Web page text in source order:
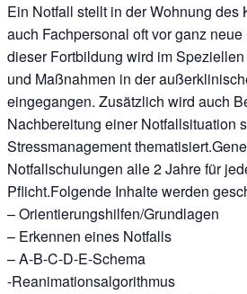
Ein Notfall stellt in der Wohnung des
auch Fachpersonal oft vor ganz
dieser Fortbildung wird im
und Maßnahmen in der
eingegangen. Zusätzlich wird auch
Nachbereitung einer Notfallsituation
Stressmanagement
Notfallschulungen alle 2 Jahre für
Pflicht.Folgende Inhalte werden
– Orientierungshilfen/Grundlagen
– Erkennen eines Notfalls
– A-B-C-D-E-Schema
-Reanimationsalgorithmus